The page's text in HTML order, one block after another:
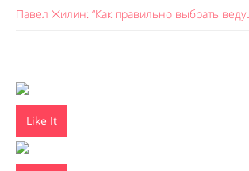
Павел Жилин: “Как правильно выбрать
Like It